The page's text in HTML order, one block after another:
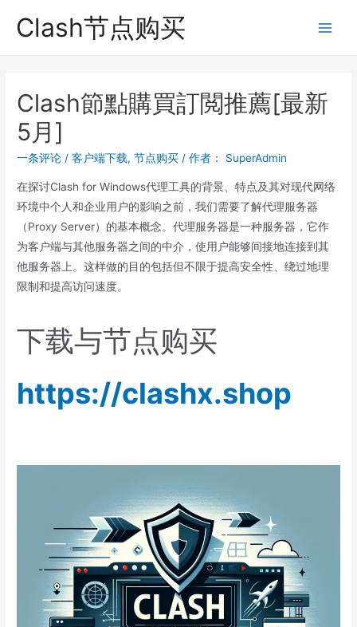
Clash节点购买
Clash節點購買訂閲推薦[最新
5月]
一条评论 /客户端下载,节点购买 / 作者： SuperAdmin
在探讨Clash for Windows代理工具的背景、特点及其对现代网络
环境中个人和企业用户的影响之前，我们需要了解代理服务器
（Proxy Server）的基本概念。代理服务器是一种服务器，它作
为客户端与其他服务器之间的中介，使用户能够间接地连接到其
他服务器上。这样做的目的包括但不限于提高安全性、绕过地理
限制和提高访问速度。
下载与节点购买
https://clashx.shop